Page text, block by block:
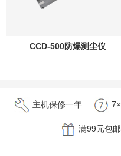
CCD-500防爆测尘仪
主机保修一年
满99元包邮